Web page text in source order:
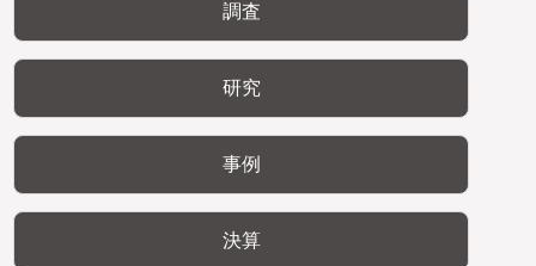
調査
研究
事例
決算